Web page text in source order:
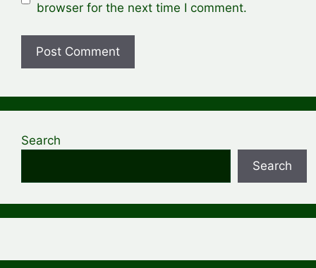
browser for the next time I comment.
Search
Search